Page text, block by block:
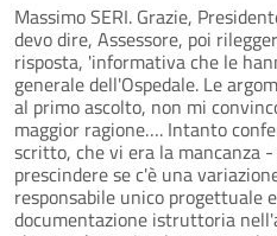
Massimo SERI. Grazie,
devo dire, Assessore, poi
risposta, 'informativa che le
generale dell'Ospedale. Le
al primo ascolto, non mi
maggior ragione…. Intanto
scritto, che vi era la mancanza
prescindere se c'è una
responsabile unico progettuale
documentazione istruttoria